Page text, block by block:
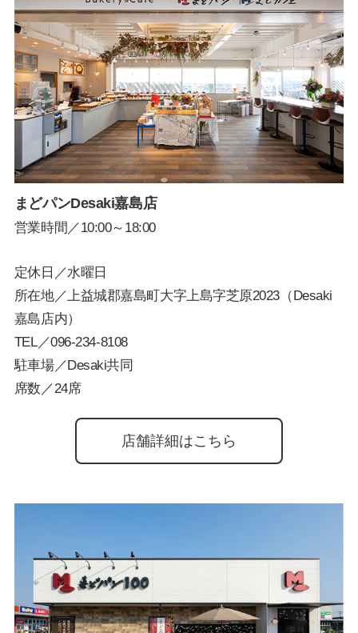
まどパンDesaki嘉島店
営業時間／10:00～18:00
定休日／水曜日
所在地／上益城郡嘉島町大字上島字芝原2023（Desaki
嘉島店内）
TEL／096-234-8108
駐車場／Desaki共同
席数／24席
店舗詳細はこちら